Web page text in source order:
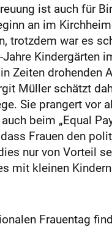
ist auch für
an im
trotzdem war es
Kindergärten
Zeiten
Müller schätzt
Sie prangert vor
beim „Equal
Frauen den
nur von Vorteil
mit kleinen
Frauentag